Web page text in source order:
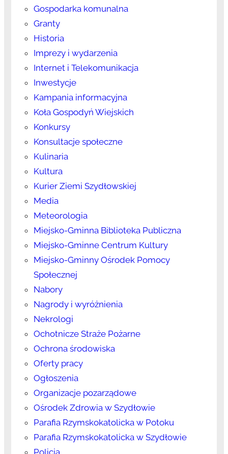
Gospodarka komunalna
Granty
Historia
Imprezy i wydarzenia
Internet i Telekomunikacja
Inwestycje
Kampania informacyjna
Koła Gospodyń Wiejskich
Konkursy
Konsultacje społeczne
Kulinaria
Kultura
Kurier Ziemi Szydłowskiej
Media
Meteorologia
Miejsko-Gminna Biblioteka Publiczna
Miejsko-Gminne Centrum Kultury
Miejsko-Gminny Ośrodek Pomocy
Społecznej
Nabory
Nagrody i wyróżnienia
Nekrologi
Ochotnicze Straże Pożarne
Ochrona środowiska
Oferty pracy
Ogłoszenia
Organizacje pozarządowe
Ośrodek Zdrowia w Szydłowie
Parafia Rzymskokatolicka w Potoku
Parafia Rzymskokatolicka w Szydłowie